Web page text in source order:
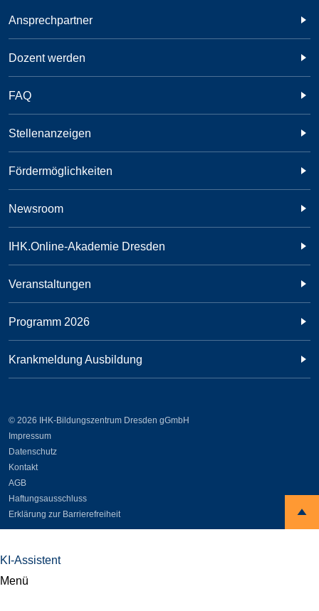
Ansprechpartner
Dozent werden
FAQ
Stellenanzeigen
Fördermöglichkeiten
Newsroom
IHK.Online-Akademie Dresden
Veranstaltungen
Programm 2026
Krankmeldung Ausbildung
© 2026 IHK-Bildungszentrum Dresden gGmbH
Impressum
Datenschutz
Kontakt
AGB
Haftungsausschluss
Erklärung zur Barrierefreiheit
KI-Assistent
Menü